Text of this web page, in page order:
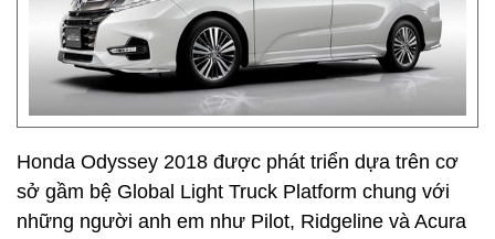
Honda Odyssey 2018 được phát triển dựa trên cơ
sở gầm bệ Global Light Truck Platform chung với
những người anh em như Pilot, Ridgeline và Acura